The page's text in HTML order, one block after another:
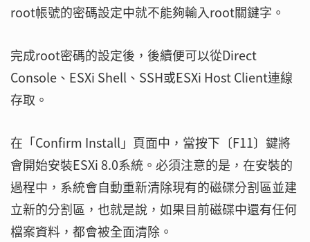
root帳號的密碼設定中就不能夠輸入root關鍵字。
完成root密碼的設定後，後續便可以從Direct
Console、ESXi Shell、SSH或ESXi Host Client連線
存取。
在「Confirm Install」頁面中，當按下〔F11〕鍵將
會開始安裝ESXi 8.0系統。必須注意的是，在安裝的
過程中，系統會自動重新清除現有的磁碟分割區並建
立新的分割區，也就是說，如果目前磁碟中還有任何
檔案資料，都會被全面清除。